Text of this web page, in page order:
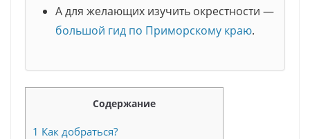
А для желающих изучить окрестности —
большой гид по Приморскому краю.
Содержание
1 Как добраться?